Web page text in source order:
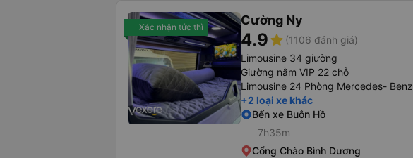
Xác nhận tức thì Cường Ny
4.9star (1106 đánh giá)
Limousine 34 giường
Giường nằm VIP 22 chỗ
Limousine 24 Phòng Mercedes- Benz
+2 loại xe khác
Bến xe Buôn Hồ
7h35m
Cổng Chào Bình Dương